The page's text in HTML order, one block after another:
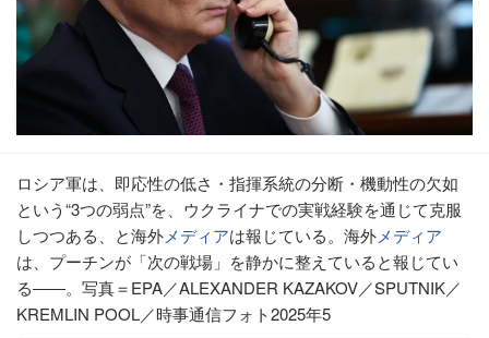
ロシア軍は、即応性の低さ・指揮系統の分断・機動性の欠如
という“3つの弱点”を、ウクライナでの実戦経験を通じて克服
しつつある、と海外メディアは報じている。海外メディア
は、プーチンが「次の戦場」を静かに整えていると報じてい
る――。写真＝EPA／ALEXANDER KAZAKOV／SPUTNIK／
KREMLIN POOL／時事通信フォト2025年5